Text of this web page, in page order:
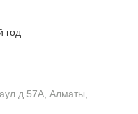
год
д.57А, Алматы,